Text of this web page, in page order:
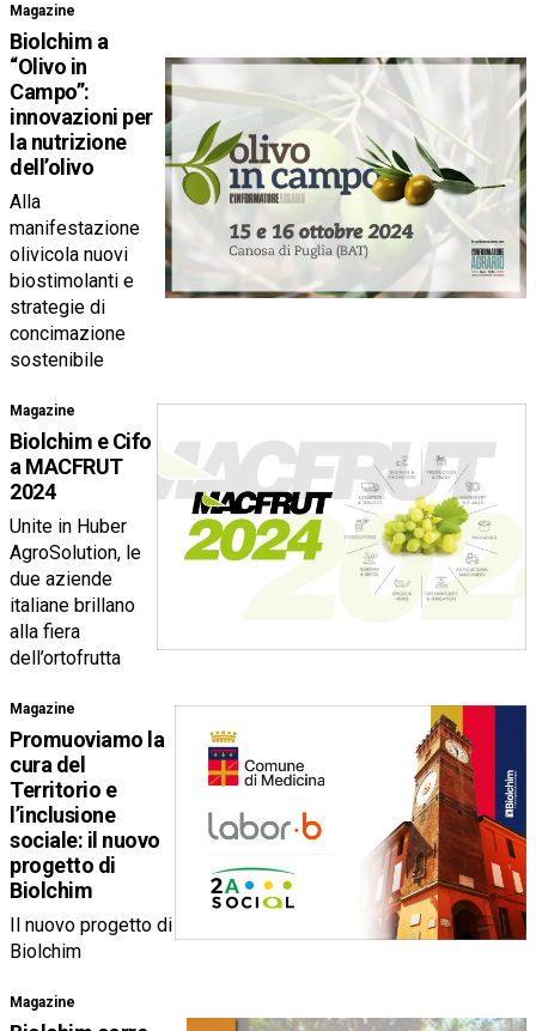
Magazine
Biolchim a
“Olivo in
Campo”:
innovazioni per
la nutrizione
dell’olivo
Alla
manifestazione
olivicola nuovi
biostimolanti e
strategie di
concimazione
sostenibile
Magazine
Biolchim e Cifo
a MACFRUT
2024
Unite in Huber
AgroSolution, le
due aziende
italiane brillano
alla fiera
dell’ortofrutta
Magazine
Promuoviamo la
cura del
Territorio e
l’inclusione
sociale: il nuovo
progetto di
Biolchim
Il nuovo progetto di
Biolchim
Magazine